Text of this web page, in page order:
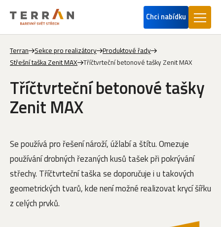
Chci nabídku
Terran Sekce pro realizátory
Produktové řady
Střešní taška Zenit MAX
Tříčtvrteční betonové tašky Zenit MAX
Tříčtvrteční betonové tašky
Zenit MAX
Se používá pro řešení nároží, úžlabí a štítu. Omezuje
používání drobných řezaných kusů tašek při pokrývání
střechy. Tříčtvrteční taška se doporučuje i u takových
geometrických tvarů, kde není možné realizovat krycí šířku
z celých prvků.